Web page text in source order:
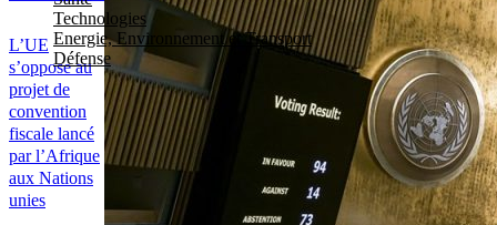
Technologies
Energie, Environnement et Transport
Défense
L’UE
s’oppose au
projet de
convention
fiscale lancé
par l’Afrique
aux Nations
unies